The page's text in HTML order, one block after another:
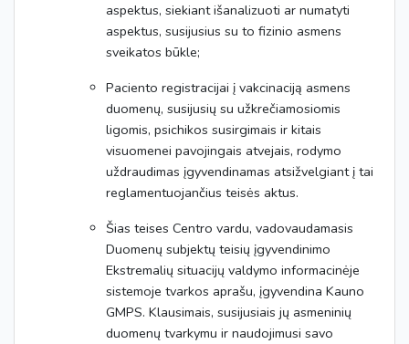
aspektus, siekiant išanalizuoti ar numatyti
aspektus, susijusius su to fizinio asmens
sveikatos būkle;
Paciento registracijai į vakcinaciją asmens
duomenų, susijusių su užkrečiamosiomis
ligomis, psichikos susirgimais ir kitais
visuomenei pavojingais atvejais, rodymo
uždraudimas įgyvendinamas atsižvelgiant į tai
reglamentuojančius teisės aktus.
Šias teises Centro vardu, vadovaudamasis
Duomenų subjektų teisių įgyvendinimo
Ekstremalių situacijų valdymo informacinėje
sistemoje tvarkos aprašu, įgyvendina Kauno
GMPS. Klausimais, susijusiais jų asmeninių
duomenų tvarkymu ir naudojimusi savo